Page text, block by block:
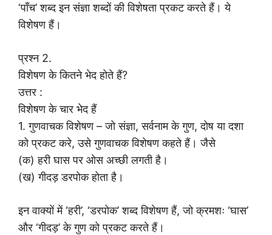
‘पाँच’ शब्द इन संज्ञा शब्दों की विशेषता प्रकट करते हैं। ये
विशेषण हैं।
प्रश्न 2.
विशेषण के कितने भेद होते हैं?
उत्तर :
विशेषण के चार भेद हैं
1. गुणवाचक विशेषण – जो संज्ञा, सर्वनाम के गुण, दोष या दशा
को प्रकट करे, उसे गुणवाचक विशेषण कहते हैं। जैसे
(क) हरी घास पर ओस अच्छी लगती है।
(ख) गीदड़ डरपोक होता है।
इन वाक्यों में ‘हरी’, ‘डरपोक’ शब्द विशेषण हैं, जो क्रमशः ‘घास’
और ‘गीदड़’ के गुण को प्रकट करते हैं।